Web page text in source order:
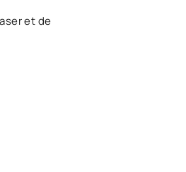
et de